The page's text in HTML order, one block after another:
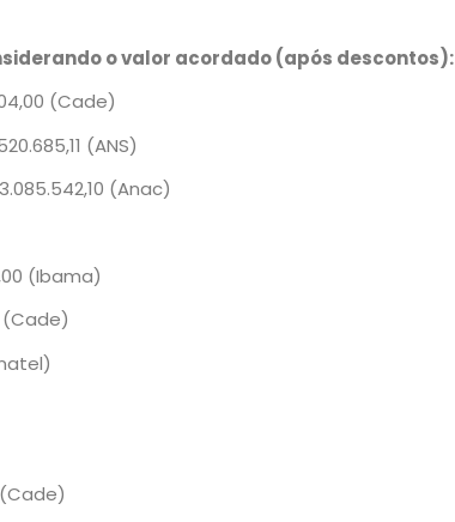
o valor acordado (após descontos):
(Cade)
(ANS)
(Anac)
(Ibama)
(Cade)
(Cade)